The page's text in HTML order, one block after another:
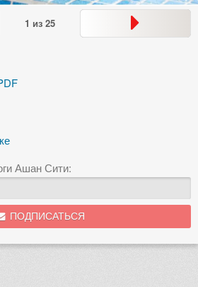
1 из 25
Ашан Сити:
ПОДПИСАТЬСЯ